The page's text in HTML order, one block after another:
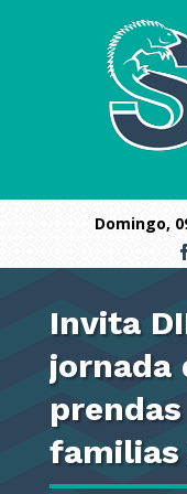
domingo,
Invita
jornada
familias